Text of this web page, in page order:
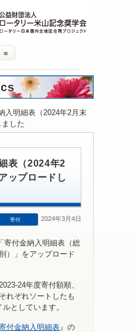
≡
入明細表（2024年2月末
した
表（2024年2
ップロードし
寄付 2024年3月4日
寄付金納入明細表（総
）」をアップロード
24年度寄付額順、
れぞれソートしたも
としています。
付金納入明細表 』の